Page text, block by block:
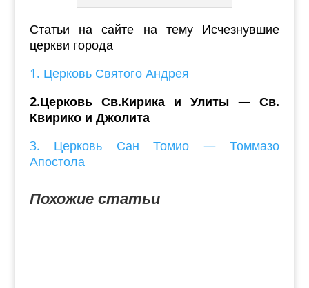
Статьи на сайте на тему Исчезнувшие
церкви города
1. Церковь Святого Андрея
2.Церковь Св.Кирика и Улиты — Св.
Квирико и Джолита
3. Церковь Сан Томио — Томмазо
Апостола
Похожие статьи